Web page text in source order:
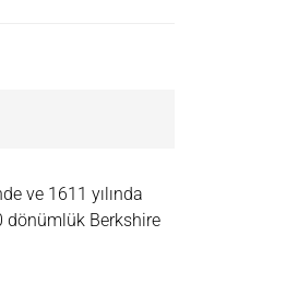
ve 1611 yılında
dönümlük Berkshire